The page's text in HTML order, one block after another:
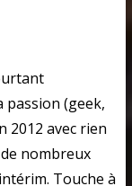
passion (geek,
2012 avec rien
nombreux
Touche à